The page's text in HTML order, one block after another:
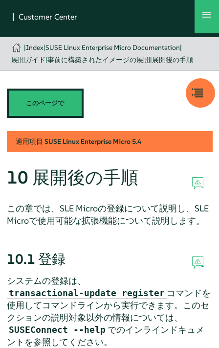
|Index|SUSE Linux Enterprise Micro Documentation|
展開ガイド|事前に構築されたイメージの展開|展開後の手順
このページで
適用項目 SUSE Linux Enterprise Micro 5.4
10 展開後の手順
この章では、SLE Microの登録について説明し、SLE
Microで使用可能な拡張機能について説明します。
10.1 登録
システムの登録は、
transactional-update register コマンドを
使用してコマンドラインから実行できます。このセ
クションの説明対象以外の情報については、
SUSEConnect --help でのインラインドキュメ
ントを参照してください。